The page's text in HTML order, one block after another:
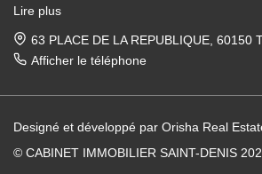
immobilière ainsi qu'en location et gestion.
Des formations régulières dispensées en
Pour la vente de votre maison,
entre Ressons-sur-Matz et Attichy et
communes entre Compiègne et Noyon,
Lire plus
63 PLACE DE LA REPUBLIQUE, 60150
Afficher le téléphone
Designé et développé par Orisha Real
© CABINET IMMOBILIER SAINT-DENIS